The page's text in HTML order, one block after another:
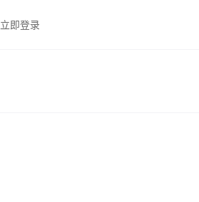
立即登录